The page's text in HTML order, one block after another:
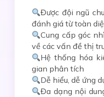
Được đội ngũ
đánh giá từ toàn
Cung cấp góc
về các vấn đề thị
Hệ thống hóa
gian phân tích
Dễ hiểu, dễ ứng
Đa dạng nội